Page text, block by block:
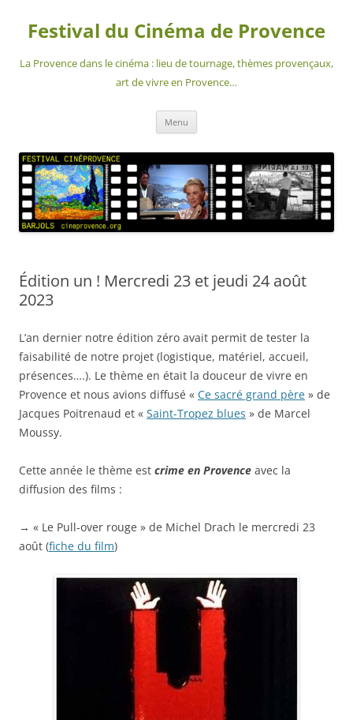
contenu
Festival du Cinéma de Provence
La Provence dans le cinéma : lieu de tournage, thèmes provençaux,
art de vivre en Provence…
Menu
Édition un ! Mercredi 23 et jeudi 24 août
2023
L’an dernier notre édition zéro avait permit de tester la
faisabilité de notre projet (logistique, matériel, accueil,
présences….). Le thème en était la douceur de vivre en
Provence et nous avions diffusé « Ce sacré grand père » de
Jacques Poitrenaud et « Saint-Tropez blues » de Marcel
Moussy.
Cette année le thème est crime en Provence avec la
diffusion des films :
→ « Le Pull-over rouge » de Michel Drach le mercredi 23
août (fiche du film)